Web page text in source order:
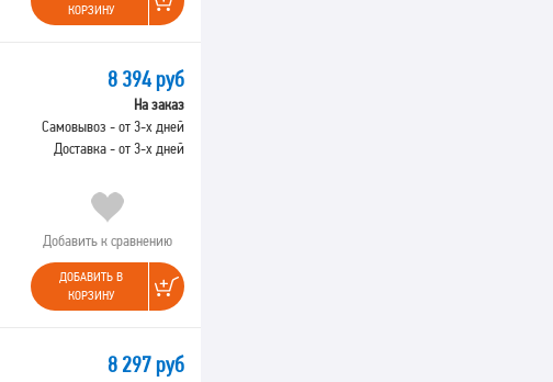
КОРЗИНУ
8 394 руб
На заказ
Самовывоз - от 3-х дней
Доставка - от 3-х дней
Добавить к сравнению
ДОБАВИТЬ В
КОРЗИНУ
8 297 руб